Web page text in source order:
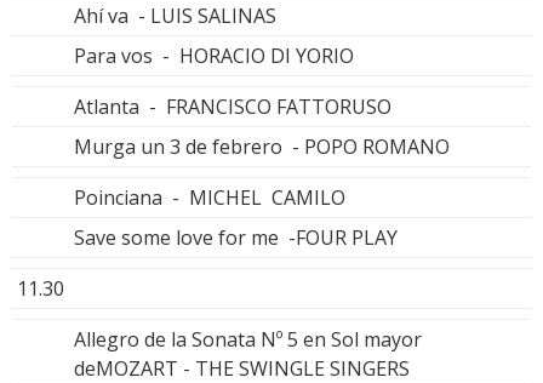
Ahí va - LUIS SALINAS
Para vos - HORACIO DI YORIO
Atlanta - FRANCISCO FATTORUSO
Murga un 3 de febrero - POPO ROMANO
Poinciana - MICHEL CAMILO
Save some love for me -FOUR PLAY
11.30
Allegro de la Sonata Nº 5 en Sol mayor
deMOZART - THE SWINGLE SINGERS